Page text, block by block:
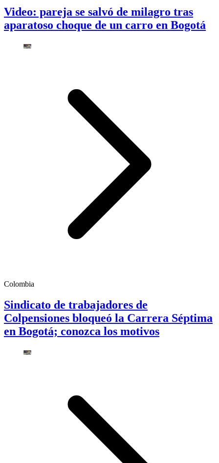
Video: pareja se salvó de milagro tras
aparatoso choque de un carro en Bogotá
Colombia
Sindicato de trabajadores de
Colpensiones bloqueó la Carrera Séptima
en Bogotá; conozca los motivos